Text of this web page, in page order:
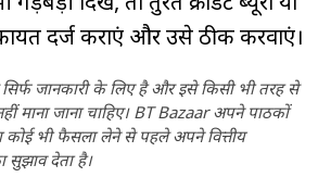
दर्ज कराएं और उसे ठीक करवाएं।
जानकारी के लिए है और इसे किसी भी तरह से
माना जाना चाहिए। BT Bazaar अपने पाठकों
कोई भी फैसला लेने से पहले अपने वित्तीय
सुझाव देता है।